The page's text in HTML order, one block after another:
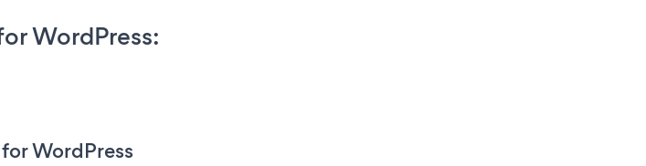
WordPress:
WordPress